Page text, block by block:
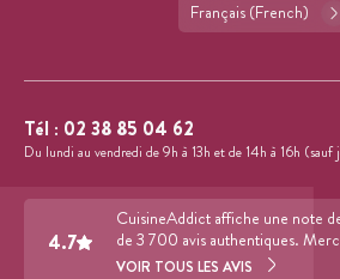
Français (French)
Tél : 02 38 85 04 62
Du lundi au vendredi de 9h à 13h et de 14h à 16h (sauf
4.7
CuisineAddict affiche une note
de 3 700 avis authentiques.
VOIR TOUS LES AVIS